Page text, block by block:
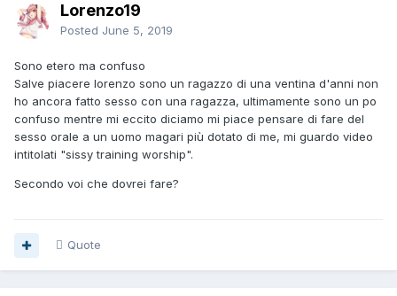
Lorenzo19
Posted June 5, 2019
Sono etero ma confuso
Salve piacere lorenzo sono un ragazzo di una ventina d'anni non
ho ancora fatto sesso con una ragazza, ultimamente sono un po
confuso mentre mi eccito diciamo mi piace pensare di fare del
sesso orale a un uomo magari più dotato di me, mi guardo video
intitolati "sissy training worship".
Secondo voi che dovrei fare?
Quote